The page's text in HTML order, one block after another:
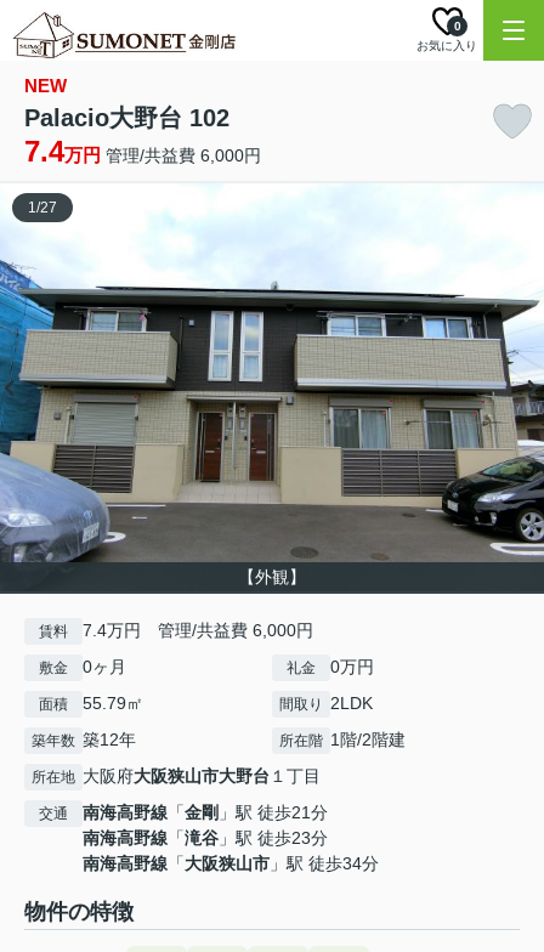
お気に入り
0
NEW
Palacio大野台 102
7.4万円 管理/共益費 6,000円
【外観】
1/27
賃料 7.4万円 管理/共益費 6,000円
敷金 0ヶ月 礼金 0万円
面積 55.79㎡ 間取り 2LDK
築年数 築12年 所在階 1階/2階建
所在地 大阪府大阪狭山市大野台 １丁目
交通 南海高野線 「金剛 」駅 徒歩21分
南海高野線 「滝谷 」駅 徒歩23分
南海高野線 「大阪狭山市 」駅 徒歩34分
物件の特徴